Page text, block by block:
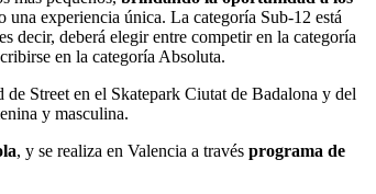
una experiencia única. La categoría Sub-12 está
decir, deberá elegir entre competir en la categoría
en la categoría Absoluta.
Street en el Skatepark Ciutat de Badalona y del
y masculina.
, y se realiza en Valencia a través programa de